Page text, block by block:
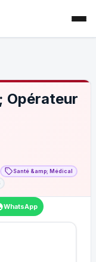
Opérateur
Santé &amp; Médical
WhatsApp